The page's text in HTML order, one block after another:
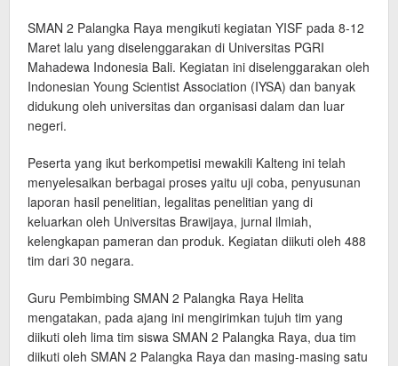
SMAN 2 Palangka Raya mengikuti kegiatan YISF pada 8-12
Maret lalu yang diselenggarakan di Universitas PGRI
Mahadewa Indonesia Bali. Kegiatan ini diselenggarakan oleh
Indonesian Young Scientist Association (IYSA) dan banyak
didukung oleh universitas dan organisasi dalam dan luar
negeri.
Peserta yang ikut berkompetisi mewakili Kalteng ini telah
menyelesaikan berbagai proses yaitu uji coba, penyusunan
laporan hasil penelitian, legalitas penelitian yang di
keluarkan oleh Universitas Brawijaya, jurnal ilmiah,
kelengkapan pameran dan produk. Kegiatan diikuti oleh 488
tim dari 30 negara.
Guru Pembimbing SMAN 2 Palangka Raya Helita
mengatakan, pada ajang ini mengirimkan tujuh tim yang
diikuti oleh lima tim siswa SMAN 2 Palangka Raya, dua tim
diikuti oleh SMAN 2 Palangka Raya dan masing-masing satu